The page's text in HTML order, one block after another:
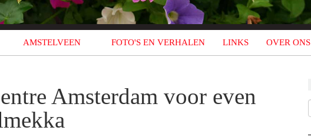
AMSTELVEEN FOTO'S EN VERHALEN LINKS OVER ONS
Amsterdam voor even